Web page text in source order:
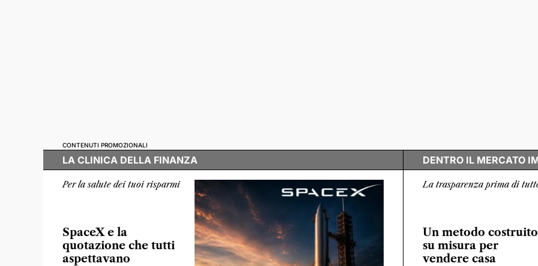
CONTENUTI PROMOZIONALI
LA CLINICA DELLA FINANZA
Per la salute dei tuoi risparmi
SpaceX e la
quotazione che tutti
aspettavano
DENTRO IL MERCATO
La trasparenza prima di
Un metodo costruito
su misura per
vendere casa